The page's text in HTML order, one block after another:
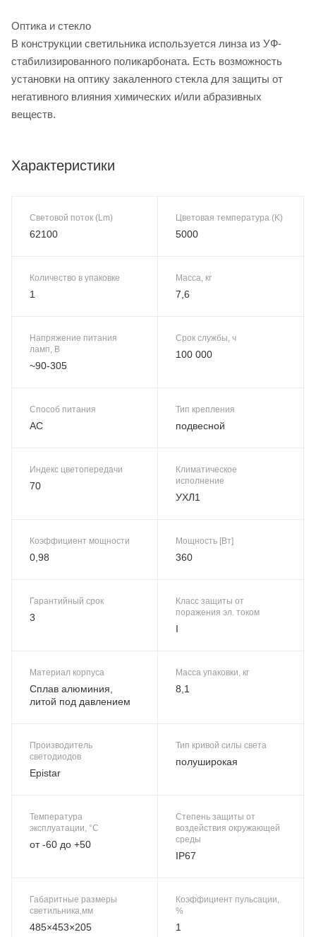
Оптика и стекло
В конструкции светильника используется линза из УФ-
стабилизированного поликарбоната. Есть возможность
установки на оптику закаленного стекла для защиты от
негативного влияния химических и/или абразивных
веществ.
Характеристики
Световой поток (Lm)
62100
Цветовая температура (K)
5000
Количество в упаковке
1
Масса, кг
7,6
Напряжение питания
ламп, В
~90-305
Срок службы, ч
100 000
Способ питания
AC
Тип крепления
подвесной
Индекс цветопередачи
70
Климатическое
исполнение
УХЛ1
Коэффициент мощности
0,98
Мощность [Вт]
360
Гарантийный срок
3
Класс защиты от
поражения эл. током
I
Материал корпуса
Сплав алюминия,
литой под давлением
Масса упаковки, кг
8,1
Производитель
светодиодов
Epistar
Тип кривой силы света
полуширокая
Температура
эксплуатации, °C
от -60 до +50
Степень защиты от
воздействия окружающей
среды
IP67
Габаритные размеры
светильника,мм
485×453×205
Коэффициент пульсации,
%
1